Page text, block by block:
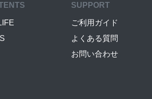
SUPPORT
ご利用ガイド
よくある質問
お問い合わせ